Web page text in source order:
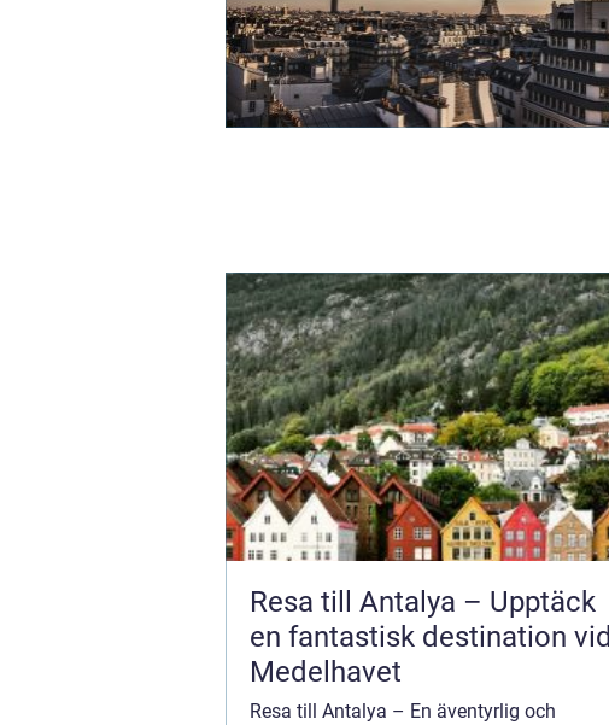
Resa till Antalya – Upptäck
en fantastisk destination vid
Medelhavet
Resa till Antalya – En äventyrlig och